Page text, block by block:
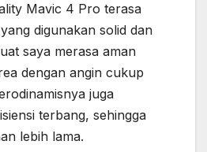
Mavic 4 Pro terasa
digunakan solid dan
saya merasa aman
dengan angin cukup
juga
terbang, sehingga
lebih lama.